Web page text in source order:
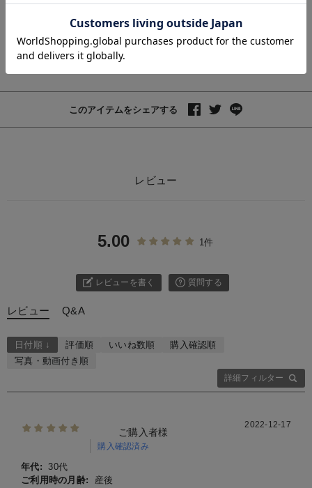
少しまくり上げるのも今年風。好みでアレンジを楽し
めます。
このアイテムをシェアする
レビュー
5.00 1件
レビューを書く 質問する
レビュー Q&A
詳細フィルター
日付順 ↓ 評価順 いいね数順
購入確認順
写真・動画付き順
ご購入者様
購入確認済み
2022-12-17
年代:
30代
ご利用時の月齢:
産後
お気に入り商品を確認する